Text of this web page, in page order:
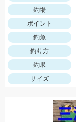
釣場
ポイント
釣魚
釣り方
釣果
サイズ